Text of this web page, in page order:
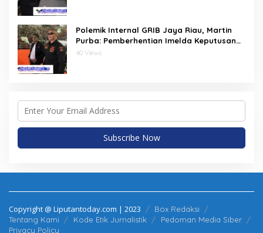
Polemik Internal GRIB Jaya Riau, Martin
Purba: Pemberhentian Imelda Keputusan
Pusat
40 Views
Copyright @ Liputantoday.com | 2023
Box Redaksi
Tentang Kami
Kode Etik Jurnalistik
Pedoman Media Siber
Privacy Policy